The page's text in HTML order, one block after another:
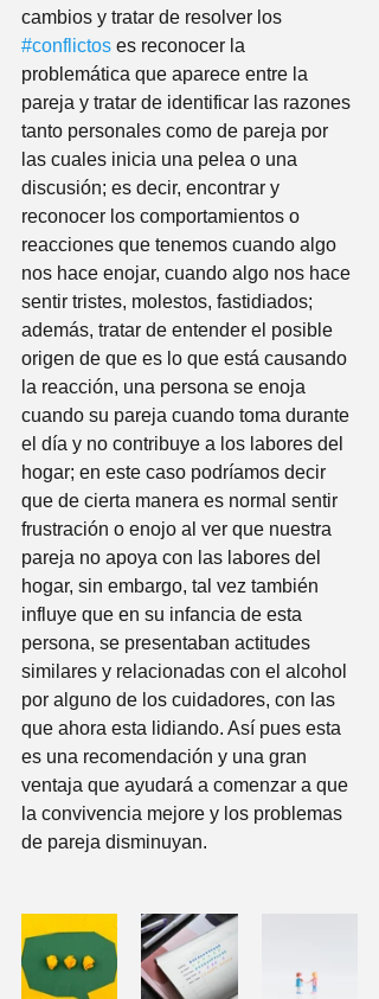
cambios y tratar de resolver los
#conflictos es reconocer la
problemática que aparece entre la
pareja y tratar de identificar las razones
tanto personales como de pareja por
las cuales inicia una pelea o una
discusión; es decir, encontrar y
reconocer los comportamientos o
reacciones que tenemos cuando algo
nos hace enojar, cuando algo nos hace
sentir tristes, molestos, fastidiados;
además, tratar de entender el posible
origen de que es lo que está causando
la reacción, una persona se enoja
cuando su pareja cuando toma durante
el día y no contribuye a los labores del
hogar; en este caso podríamos decir
que de cierta manera es normal sentir
frustración o enojo al ver que nuestra
pareja no apoya con las labores del
hogar, sin embargo, tal vez también
influye que en su infancia de esta
persona, se presentaban actitudes
similares y relacionadas con el alcohol
por alguno de los cuidadores, con las
que ahora esta lidiando. Así pues esta
es una recomendación y una gran
ventaja que ayudará a comenzar a que
la convivencia mejore y los problemas
de pareja disminuyan.